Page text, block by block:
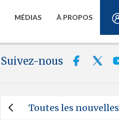
MÉDIAS À PROPOS
Suivez-nous
Toutes les nouvelles